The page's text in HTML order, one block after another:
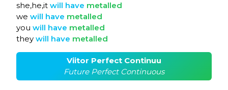
she,he,it will have metalled
we will have metalled
you will have metalled
they will have metalled
Viitor Perfect Continuu
Future Perfect Continuous